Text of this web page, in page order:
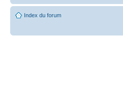
Index du forum